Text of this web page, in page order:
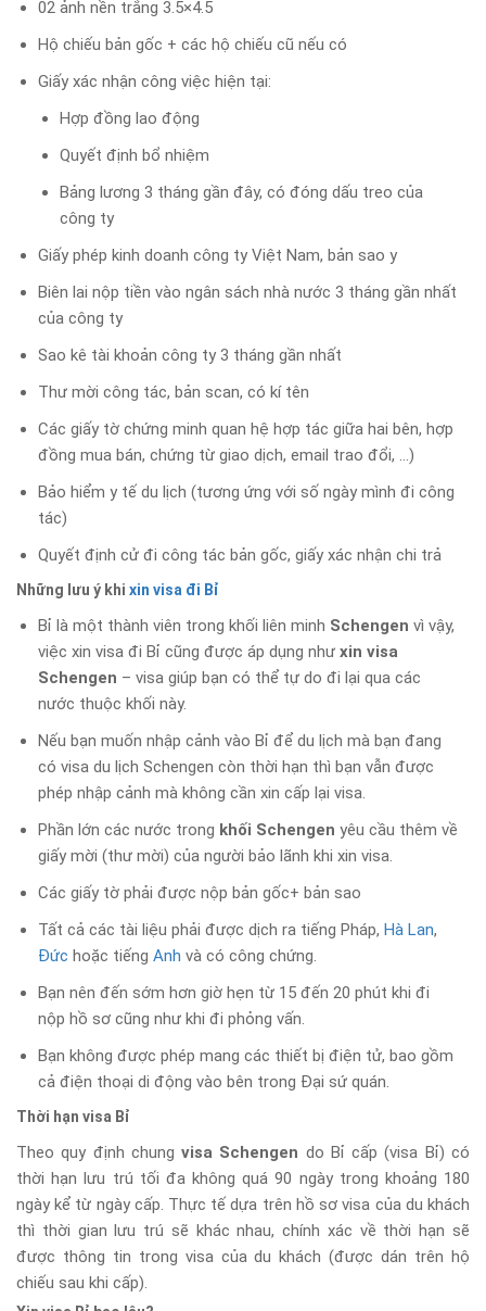
02 ảnh nền trắng 3.5×4.5
Hộ chiếu bản gốc + các hộ chiếu cũ nếu có
Giấy xác nhận công việc hiện tại:
Hợp đồng lao động
Quyết định bổ nhiệm
Bảng lương 3 tháng gần đây, có đóng dấu treo của
công ty
Giấy phép kinh doanh công ty Việt Nam, bản sao y
Biên lai nộp tiền vào ngân sách nhà nước 3 tháng gần nhất
của công ty
Sao kê tài khoản công ty 3 tháng gần nhất
Thư mời công tác, bản scan, có kí tên
Các giấy tờ chứng minh quan hệ hợp tác giữa hai bên, hợp
đồng mua bán, chứng từ giao dịch, email trao đổi, …)
Bảo hiểm y tế du lịch (tương ứng với số ngày mình đi công
tác)
Quyết định cử đi công tác bản gốc, giấy xác nhận chi trả
Những lưu ý khi xin visa đi Bỉ
Bỉ là một thành viên trong khối liên minh Schengen vì vậy,
việc xin visa đi Bỉ cũng được áp dụng như xin visa
Schengen – visa giúp bạn có thể tự do đi lại qua các
nước thuộc khối này.
Nếu bạn muốn nhập cảnh vào Bỉ để du lịch mà bạn đang
có visa du lịch Schengen còn thời hạn thì bạn vẫn được
phép nhập cảnh mà không cần xin cấp lại visa.
Phần lớn các nước trong khối Schengen yêu cầu thêm về
giấy mời (thư mời) của người bảo lãnh khi xin visa.
Các giấy tờ phải được nộp bản gốc+ bản sao
Tất cả các tài liệu phải được dịch ra tiếng Pháp, Hà Lan,
Đức hoặc tiếng Anh và có công chứng.
Bạn nên đến sớm hơn giờ hẹn từ 15 đến 20 phút khi đi
nộp hồ sơ cũng như khi đi phỏng vấn.
Bạn không được phép mang các thiết bị điện tử, bao gồm
cả điện thoại di động vào bên trong Đại sứ quán.
Thời hạn visa Bỉ
Theo quy định chungvisa Schengen do Bỉ cấp (visa Bỉ) có
thời hạn lưu trú tối đa không quá 90 ngày trong khoảng 180
ngày kể từ ngày cấp. Thực tế dựa trên hồ sơ visa của du khách
thì thời gian lưu trú sẽ khác nhau, chính xác về thời hạn sẽ
được thông tin trong visa của du khách (được dán trên hộ
chiếu sau khi cấp).